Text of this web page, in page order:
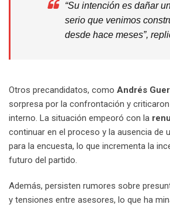
“Su intención es dañar
serio que venimos
desde hace meses”,
Otros precandidatos, como Andrés
sorpresa por la confrontación y
interno. La situación empeoró con la
continuar en el proceso y la ausencia de
para la encuesta, lo que incrementa la
futuro del partido.
Además, persisten rumores sobre
y tensiones entre asesores, lo que ha